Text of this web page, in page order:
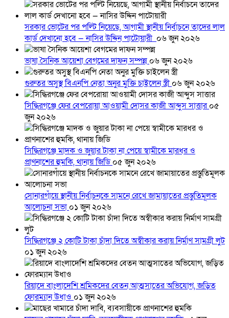
সরকার ভোটের পর পল্টি নিয়েছে, আগামী স্থানীয় নির্বাচনে তাদের লাল
কার্ড দেখানো হবে — নাসির উদ্দিন পাটোয়ারী ০৬ জুন ২০২৬
ভাষা সৈনিক আয়েশা বেগমের দাফন সম্পন্ন ০৬ জুন ২০২৬
গুরুতর অসুস্থ বিএনপি নেতা অনুর মুক্তি চাইলেন স্ত্রী০৬ জুন ২০২৬
সিদ্ধিরগঞ্জে ফের বেপরোয়া আওয়ামী দোসর কাজী আব্দুস সাত্তার০৫
জুন ২০২৬
সিদ্ধিরগঞ্জে মাদক ও জুয়ার টাকা না পেয়ে স্বামীকে মারধর ও
প্রাণনাশের হুমকি, থানায় জিডি০৫ জুন ২০২৬
সোনারগাঁয়ে স্থানীয় নির্বাচনকে সামনে রেখে জামায়াতের প্রস্তুতিমূলক
আলোচনা সভা ০১ জুন ২০২৬
সিদ্ধিরগঞ্জে ২ কোটি টাকা চাঁদা দিতে অস্বীকার করায় নির্মাণ সামগ্রী লুট
০১ জুন ২০২৬
রিয়াদে বাংলাদেশি শ্রমিকদের বেতন আত্মসাতের অভিযোগ, জড়িত
ফোরম্যান উধাও ০১ জুন ২০২৬